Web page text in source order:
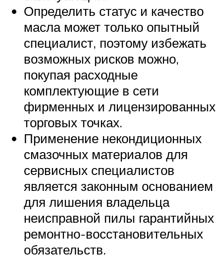
Определить статус и качество
масла может только опытный
специалист, поэтому избежать
возможных рисков можно,
покупая расходные
комплектующие в сети
фирменных и лицензированных
торговых точках.
Применение некондиционных
смазочных материалов для
сервисных специалистов
является законным основанием
для лишения владельца
неисправной пилы гарантийных
ремонтно-восстановительных
обязательств.